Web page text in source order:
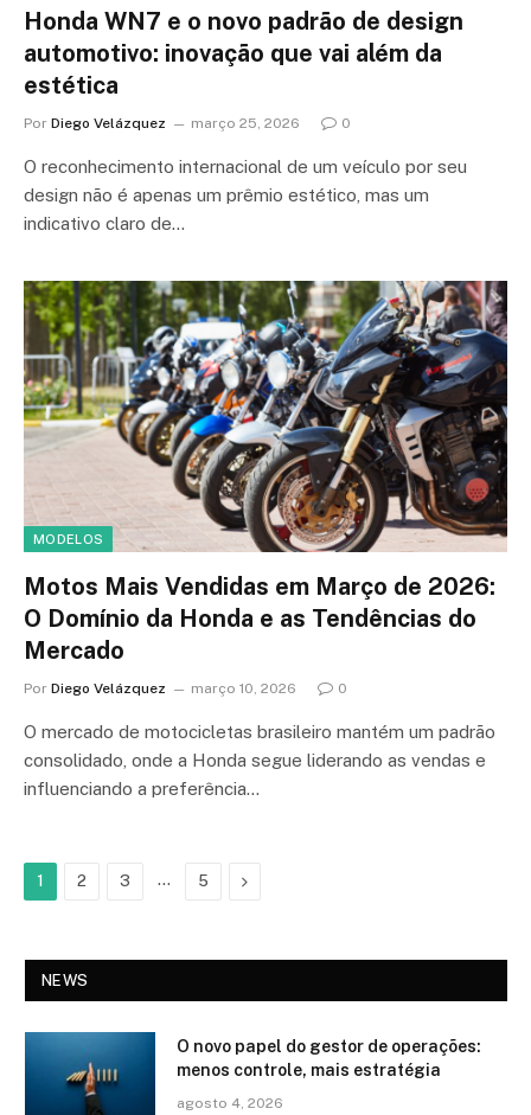
Honda WN7 e o novo padrão de design
automotivo: inovação que vai além da
estética
Por Diego Velázquez março 25, 2026 0
O reconhecimento internacional de um veículo por seu
design não é apenas um prêmio estético, mas um
indicativo claro de…
MODELOS
Motos Mais Vendidas em Março de 2026:
O Domínio da Honda e as Tendências do
Mercado
Por Diego Velázquez março 10, 2026 0
O mercado de motocicletas brasileiro mantém um padrão
consolidado, onde a Honda segue liderando as vendas e
influenciando a preferência…
1 2 3 … 5 Next
NEWS
O novo papel do gestor de operações:
menos controle, mais estratégia
agosto 4, 2026